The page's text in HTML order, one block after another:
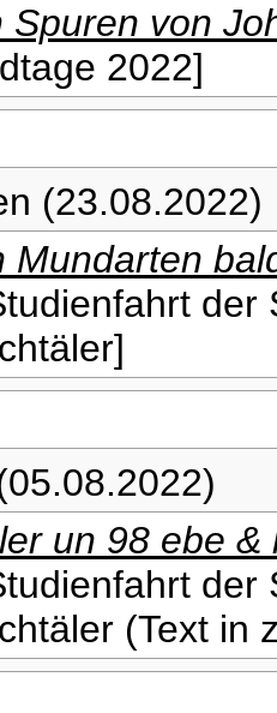
Spuren von
2022]
(23.08.2022)
Mundarten
der
un 98 ebe &
der
(Text in